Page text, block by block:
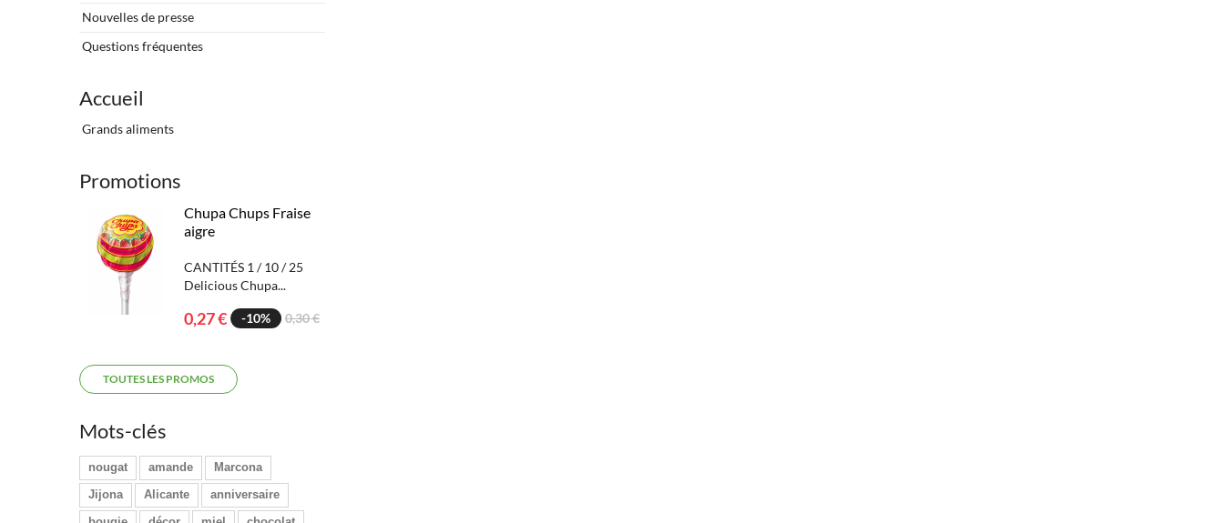
Nouvelles de presse
Questions fréquentes
Accueil
Grands aliments
Promotions
Chupa Chups Fraise
aigre
CANTITÉS 1 / 10 / 25
Delicious Chupa...
0,27 € -10% 0,30 €
TOUTES LES PROMOS
Mots-clés
nougat amande
Marcona
Jijona
Alicante
anniversaire